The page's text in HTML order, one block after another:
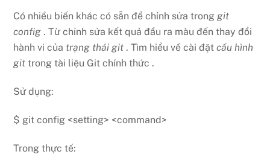
Có nhiều biến khác có sẵn để chỉnh sửa tronggit
config . Từ chỉnh sửa kết quả đầu ra màu đến thay đổi
hành vi của trạng thái git . Tìm hiểu về cài đặtcấu hình
git trong tài liệu Git chính thức .
Sử dụng:
$ git config <setting> <command>
Trong thực tế: